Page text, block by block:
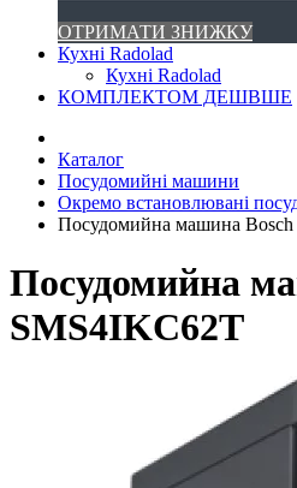
ОТРИМАТИ ЗНИЖКУ
Кухні Radolad
Кухні Radolad
КОМПЛЕКТОМ ДЕШВШЕ
Каталог
Посудомийні машини
Окремо встановлювані
Посудомийна машина
Посудомийна
SMS4IKC62T